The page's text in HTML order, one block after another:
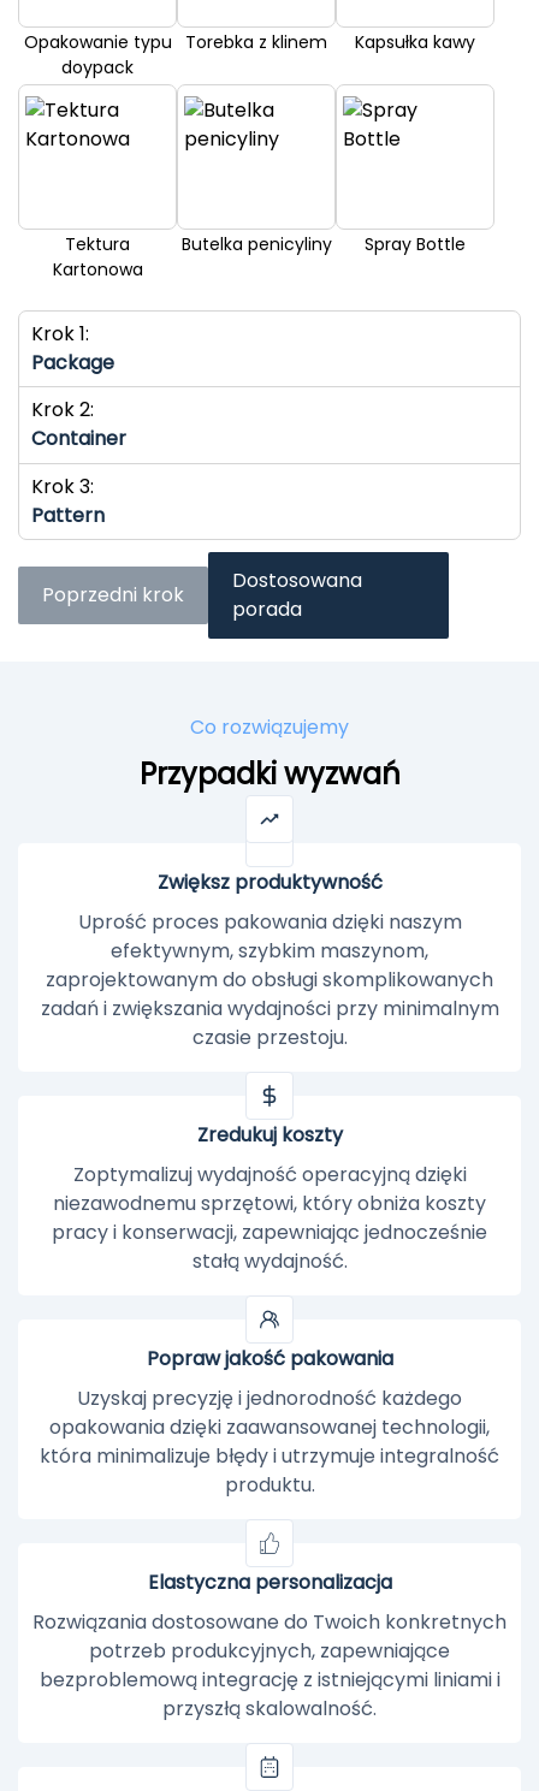
Opakowanie typu
doypack
Torebka z klinem Kapsułka kawy
Tektura
Kartonowa
Butelka penicyliny Spray Bottle
Krok 1:
Package
Krok 2:
Container
Krok 3:
Pattern
Poprzedni krok
Dostosowana
porada
Co rozwiązujemy
Przypadki wyzwań
Zwiększ produktywność
Uprość proces pakowania dzięki naszym
efektywnym, szybkim maszynom,
zaprojektowanym do obsługi skomplikowanych
zadań i zwiększania wydajności przy minimalnym
czasie przestoju.
Zredukuj koszty
Zoptymalizuj wydajność operacyjną dzięki
niezawodnemu sprzętowi, który obniża koszty
pracy i konserwacji, zapewniając jednocześnie
stałą wydajność.
Popraw jakość pakowania
Uzyskaj precyzję i jednorodność każdego
opakowania dzięki zaawansowanej technologii,
która minimalizuje błędy i utrzymuje integralność
produktu.
Elastyczna personalizacja
Rozwiązania dostosowane do Twoich konkretnych
potrzeb produkcyjnych, zapewniające
bezproblemową integrację z istniejącymi liniami i
przyszłą skalowalność.